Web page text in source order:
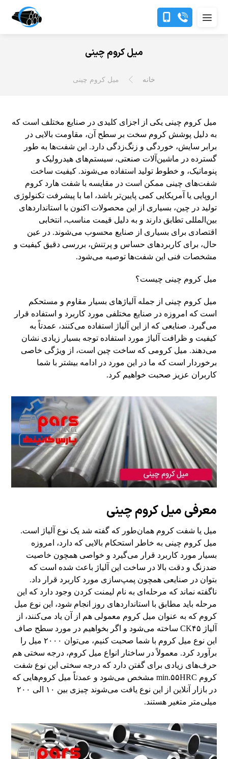
میل کروم چینی
خانه میل کروم چینی
میل کروم چینی یکی از اجزای کلیدی در صنایع مختلف است که
به دلیل پوشش کروم سخت بر سطح آن، مقاومت بالایی در
برابر سایش، خوردگی و زنگ‌زدگی دارد. این شفت‌ها به طور
گسترده در ماشین‌آلات صنعتی، سیستم‌های هیدرولیک و
پنوماتیک، و خطوط تولید استفاده می‌شوند. کیفیت ساخت
شفت‌های چینی ممکن است در مقایسه با شفت هارد کروم
اروپایی یا آمریکایی کمی پایین‌تر باشد، اما با پیشرفت تکنولوژی
تولید در چین، بسیاری از این محصولات اکنون با استانداردهای
بین‌المللی تطابق دارند و به دلیل قیمت مناسب، انتخابی
اقتصادی برای بسیاری از صنایع محسوب می‌شوند. در عین
حال، برای کاربردهای حساس و پرتنش، بررسی دقیق کیفیت و
مشخصات فنی این شفت‌ها توصیه می‌شود.
میل کروم چینی چیست؟
میل کروم چینی از جمله آلیاژهای بسیار مقاوم و مستحکم
است که امروزه در صنایع مختلفی مورد کاربرد و استفاده قرار
می‌گیرد. صنایعی که از این آلیاژ استفاده می‌کنند، عمدتاً به
کیفیت و ظرافت آلیاژ مورد استفاده توجه بسیار زیادی نشان
می‌دهند. میل کرومی که ساخت چین است، از ویژگی خاصی
برخوردار است که ما در این مورد در ادامه بیشتر با شما
کاربران عزیز صحبت خواهیم کرد.
معرفی میل کروم چینی
میل یا شفت کروم همان‌طور که گفته شد یک نوع آلیاژ است.
میل کروم چینی به خاطر استحکام بالایی که دارد، امروزه
بسیار مورد کاربرد قرار می‌گیرد و خواصی همچون خاصیت
ضدزنگ و دقت بالا در ساخت این آلیاژ باعث شده است که
بتوان در صنایعی همچون پمپ‌سازی مورد کاربرد قرار داد.
ناگفته نماند که مرحله‌ای به نام لیمنت کردن وجود دارد که این
مرحله باید مطابق با استانداردهای روز انجام شود، این نوع میل
کروم که به عنوان میل کروم معمولی هم از آن یاد می‌کنند، از
آلیاژ CK۴۵ ساخته می‌شود و اگر بخواهیم در مورد سطح صاف
این نوع میل کروم با شما صحبت کنیم، می‌توان ۲۰۰۰ میل را
برآورد کرد. معمولاً در ساختار انواع میل کروم، درجه سختی هم
حرف‌های زیادی برای گفتن دارد که درجه سختی این نوع شفت
کروم min.۵۵HRC مشخص می‌شود و عمدتاً میل کروم‌هایی که
در بازار آنلاین از این نوع یافت می‌شوند چیزی بین ۱۰ الی ۲۰۰
میلی‌متر متغیر هستند.